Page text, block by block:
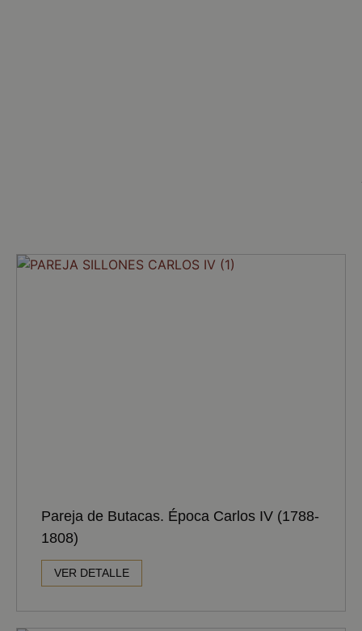
Pareja de Butacas. Época Carlos IV (1788-
1808)
VER DETALLE